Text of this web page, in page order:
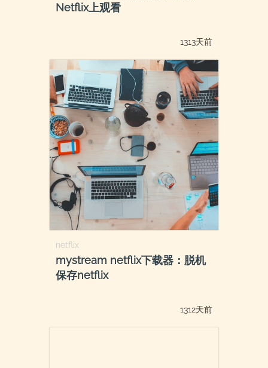
Netflix上观看
1313天前
netflix
mystream netflix下载器：脱机
保存netflix
1312天前